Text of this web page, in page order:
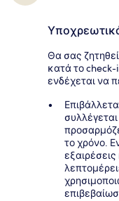
Θα σας
κατά το check-
ενδέχεται να
το χρόνο.